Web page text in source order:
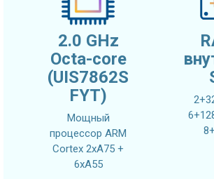
2.0 GHz
Octa-core
(UIS7862S
FYT)
Мощный
процессор ARM
Cortex 2xA75 +
6xA55